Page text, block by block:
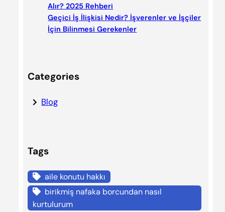
Alır? 2025 Rehberi
Geçici İş İlişkisi Nedir? İşverenler ve İşçiler
İçin Bilinmesi Gerekenler
Categories
Blog
Tags
aile konutu hakkı
birikmiş nafaka borcundan nasıl
kurtulurum